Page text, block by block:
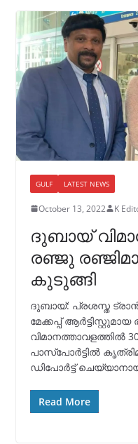
GULF LATEST NEWS
October 13, 2022 K
ദുബായ്
രഞ്ജു
കുടുങ്ങി
ദുബായ്: പ്രശസ്ത
മേക്കപ്പ്
വിമാനത്താവളത്തിൽ
പാസ്പോർട്ടിൽ
ഡിപോർട്ട്
Read More